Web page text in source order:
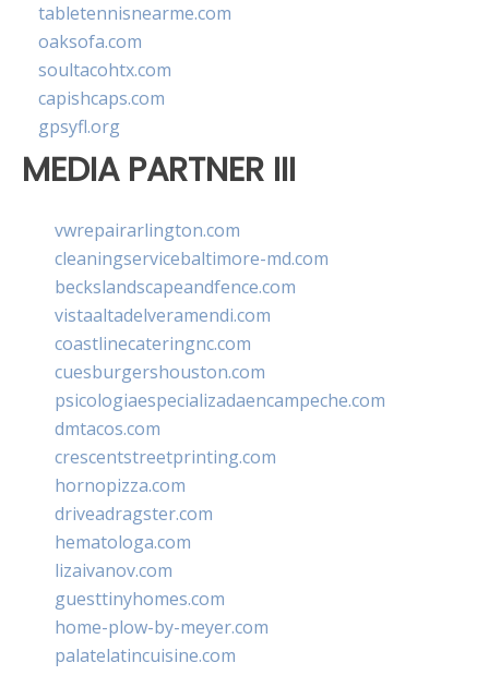
tabletennisnearme.com
oaksofa.com
soultacohtx.com
capishcaps.com
gpsyfl.org
MEDIA PARTNER III
vwrepairarlington.com
cleaningservicebaltimore-md.com
beckslandscapeandfence.com
vistaaltadelveramendi.com
coastlinecateringnc.com
cuesburgershouston.com
psicologiaespecializadaencampeche.com
dmtacos.com
crescentstreetprinting.com
hornopizza.com
driveadragster.com
hematologa.com
lizaivanov.com
guesttinyhomes.com
home-plow-by-meyer.com
palatelatincuisine.com